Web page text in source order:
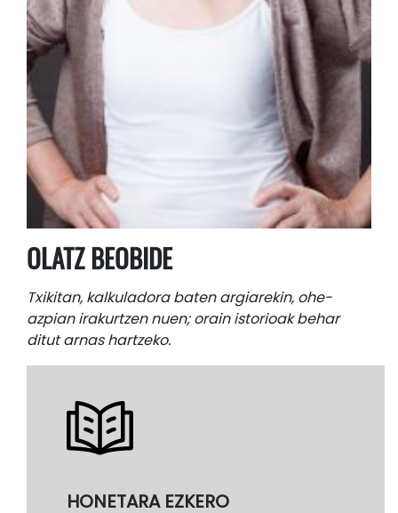
OLATZ BEOBIDE
Txikitan, kalkuladora baten argiarekin, ohe-
azpian irakurtzen nuen; orain istorioak behar
ditut arnas hartzeko.
HONETARA EZKERO